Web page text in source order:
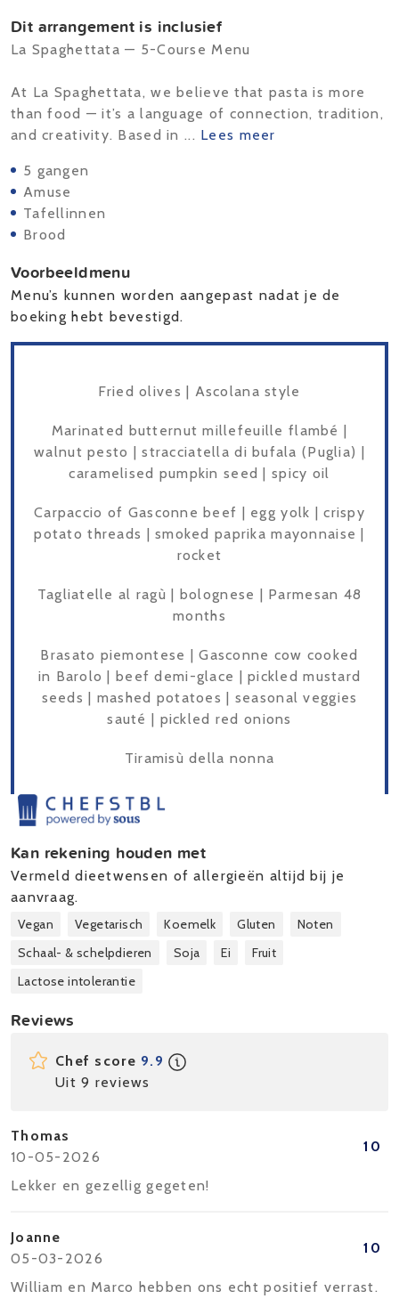
Dit arrangement is inclusief
La Spaghettata — 5-Course Menu
At La Spaghettata, we believe that pasta is more
than food — it’s a language of connection, tradition,
and creativity. Based in ... Lees meer
5 gangen
Amuse
Tafellinnen
Brood
Voorbeeldmenu
Menu’s kunnen worden aangepast nadat je de
boeking hebt bevestigd.
Fried olives | Ascolana style
Marinated butternut millefeuille flambé |
walnut pesto | stracciatella di bufala (Puglia) |
caramelised pumpkin seed | spicy oil
Carpaccio of Gasconne beef | egg yolk | crispy
potato threads | smoked paprika mayonnaise |
rocket
Tagliatelle al ragù | bolognese | Parmesan 48
months
Brasato piemontese | Gasconne cow cooked
in Barolo | beef demi-glace | pickled mustard
seeds | mashed potatoes | seasonal veggies
sauté | pickled red onions
Tiramisù della nonna
Kan rekening houden met
Vermeld dieetwensen of allergieën altijd bij je
aanvraag.
Vegan Vegetarisch Koemelk Gluten
Noten
Schaal- & schelpdieren
Soja Ei
Fruit
Lactose intolerantie
Reviews
Chef score 9.9
Uit 9 reviews
Thomas
10-05-2026
10
Lekker en gezellig gegeten!
Joanne
05-03-2026
10
William en Marco hebben ons echt positief verrast.